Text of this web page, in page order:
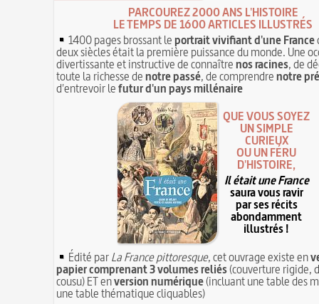
PARCOUREZ 2000 ANS L'HISTOIRE
LE TEMPS DE 1600 ARTICLES ILLUSTRÉS
1400 pages brossant leportrait vivifiant d'une France
deux siècles était la première puissance du monde. Une
divertissante et instructive de connaîtrenos racines, de
toute la richesse denotre passé, de comprendrenotre
d'entrevoir lefutur d'un pays millénaire
QUE VOUS SOYEZ
UN SIMPLE
CURIEUX
OU UN FÉRU
D'HISTOIRE,
Il était une France
saura vous ravir
par ses récits
abondamment
illustrés !
Édité parLa France pittoresque, cet ouvrage existe en
papier comprenant 3 volumes reliés(couverture rigide,
cousu) ET enversion numérique(incluant une table des
une table thématique cliquables)